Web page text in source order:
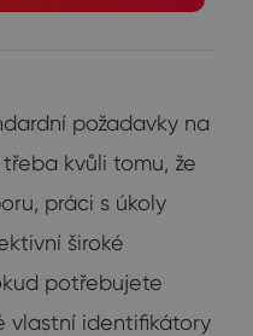
požadavky na
kvůli tomu, že
práci s úkoly
široké
potřebujete
vlastní identifikátory